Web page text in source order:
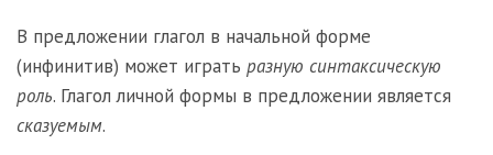
В предложении глагол в начальной форме
(инфинитив) может играть разную синтаксическую
роль. Глагол личной формы в предложении является
сказуемым.